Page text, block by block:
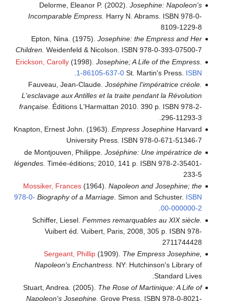
Delorme, Eleanor P. (2002). Josephine: Napoleon's
Incomparable Empress. Harry N. Abrams. ISBN 978-0-
8109-1229-8
Epton, Nina. (1975). Josephine: the Empress and Her
Children. Weidenfeld & Nicolson. ISBN 978-0-393-07500-7
Erickson, Carolly(1998). Josephine; A Life of the Empress.
St. Martin's Press. ISBN
1-86105-637-0
Fauveau, Jean-Claude. Joséphine l'impératrice créole.
L'esclavage aux Antilles et la traite pendant la Révolution
française. Éditions L'Harmattan 2010. 390 p. ISBN 978-2-
296-11293-3.
Knapton, Ernest John. (1963). Empress JosephineHarvard
University Press. ISBN 978-0-671-51346-7
de Montjouven, Philippe. Joséphine: Une impératrice de
légendes. Timée-éditions; 2010, 141 p. ISBN 978-2-35401-
233-5
Mossiker, Frances(1964). Napoleon and Josephine; the
Biography of a Marriage. Simon and Schuster. ISBN
978-0-
00-000000-2
Schiffer, Liesel. Femmes remarquables au XIX siècle.
Vuibert éd. Vuibert, Paris, 2008, 305 p. ISBN 978-
2711744428
Sergeant, Phillip(1909). The Empress Josephine,
Napoleon's Enchantress. NY: Hutchinson's Library of
Standard Lives.
Stuart, Andrea. (2005). The Rose of Martinique: A Life of
Napoleon's Josephine. Grove Press. ISBN 978-0-8021-